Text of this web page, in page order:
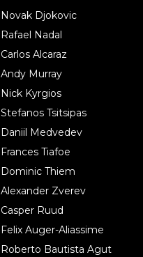
Novak Djokovic
Rafael Nadal
Carlos Alcaraz
Andy Murray
Nick Kyrgios
Stefanos Tsitsipas
Daniil Medvedev
Frances Tiafoe
Dominic Thiem
Alexander Zverev
Casper Ruud
Felix Auger-Aliassime
Roberto Bautista Agut